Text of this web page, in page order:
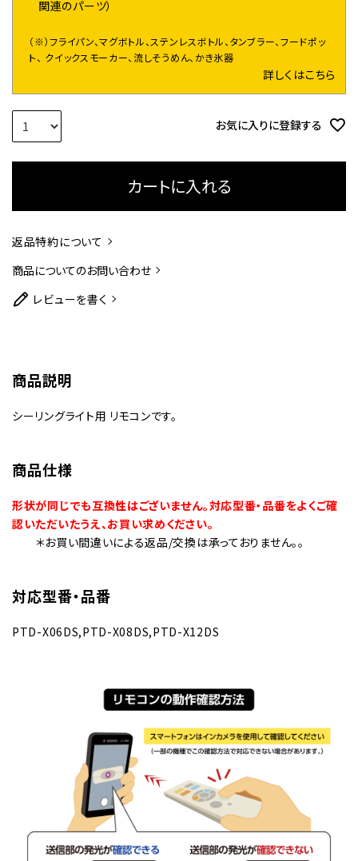
関連のパーツ）
（※）フライパン、マグボトル、ステンレスボトル、タンブラー、フードポッ
ト、 クイックスモーカー、流しそうめん、かき氷器
詳しくはこちら
お気に入りに登録する
カートに入れる
返品特約について
商品についてのお問い合わせ
レビューを書く
商品説明
シーリングライト用 リモコンです。
商品仕様
形状が同じでも互換性はございません。対応型番・品番をよくご確
認いただいたうえ、お買い求めください。
＊お買い間違いによる返品/交換は承っておりません。。
対応型番・品番
PTD-X06DS,PTD-X08DS,PTD-X12DS